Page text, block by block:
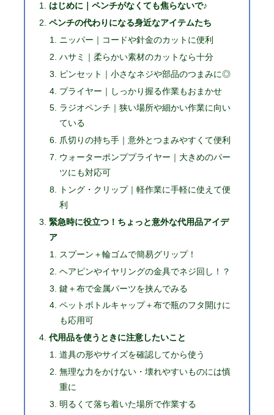
はじめに｜ペンチがなくても焦らないで♪
ペンチの代わりになる身近なアイテムたち
ニッパー｜コードや針金のカットに便利
ハサミ｜柔らかい素材のカットなら十分
ピンセット｜小さなネジや部品のつまみに◎
プライヤー｜しっかり握る作業もおまかせ
ラジオペンチ｜狭い場所や細かい作業に向い
ている
爪切りの持ち手｜意外とつまみやすくて便利
ウォーターポンププライヤー｜大きめのパー
ツにも対応可
トング・クリップ｜軽作業に手軽に使えて便
利
緊急時に役立つ！ちょっと意外な代用品アイデ
ア
スプーン＋輪ゴムで簡易グリップ！
ヘアピンやイヤリングの金具でネジ回し！？
鍵＋布で金属パーツを挟んでみる
ペットボトルキャップ＋布で瓶のフタ開けに
も応用可
代用品を使うときに注意したいこと
道具の形やサイズを確認してから使う
無理な力をかけない・壊れやすいものには慎
重に
明るくて落ち着いた場所で作業する